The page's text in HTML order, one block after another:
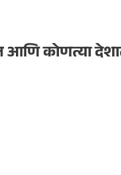
आणि कोणत्या